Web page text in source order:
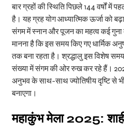
बार ग्रहों की स्थिति पिछले 144 वर्षों में
है। यह ग्रह योग आध्यात्मिक ऊर्जा को
संगम में स्नान और पूजन का महत्व कई गुना
मानना है कि इस समय किए गए धार्मिक
तक बना रहता है। श्रद्धालु इस विशेष
संख्या में संगम की ओर रुख कर रहे हैं।
अनुभव के साथ-साथ ज्योतिषीय दृष्टि से
बनाएगा।
महाकुंभ मेला 2025: